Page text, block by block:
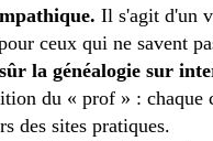
Il s'agit d'un
ceux qui ne savent
la généalogie sur
du « prof » : chaque
des sites pratiques.